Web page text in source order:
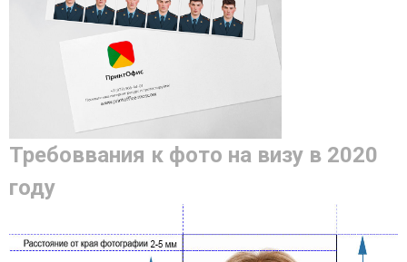
Требоввания к фото на визу в 2020
году